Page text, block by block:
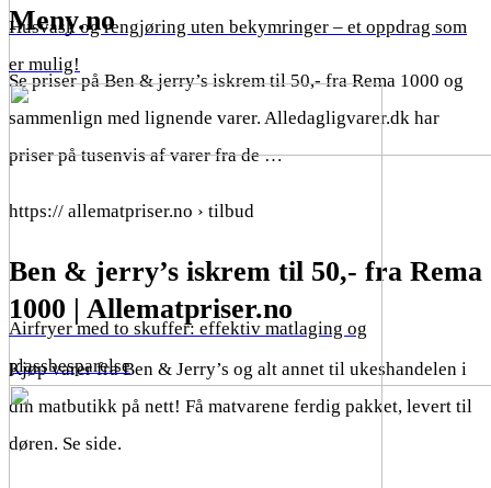
Husvask og rengjøring uten bekymringer – et oppdrag som
er mulig!
Airfryer med to skuffer: effektiv matlaging og
plassbesparelse
Meny.no
Se priser på Ben & jerry’s iskrem til 50,- fra Rema 1000 og
sammenlign med lignende varer. Alledagligvarer.dk har
priser på tusenvis af varer fra de …
https:// allematpriser.no › tilbud
Ben & jerry’s iskrem til 50,- fra Rema
1000 | Allematpriser.no
Kjøp varer fra Ben & Jerry’s og alt annet til ukeshandelen i
din matbutikk på nett! Få matvarene ferdig pakket, levert til
døren. Se side.